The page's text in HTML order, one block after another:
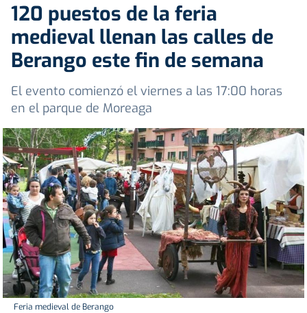
120 puestos de la feria
medieval llenan las calles de
Berango este fin de semana
El evento comienzó el viernes a las 17:00 horas
en el parque de Moreaga
Feria medieval de Berango